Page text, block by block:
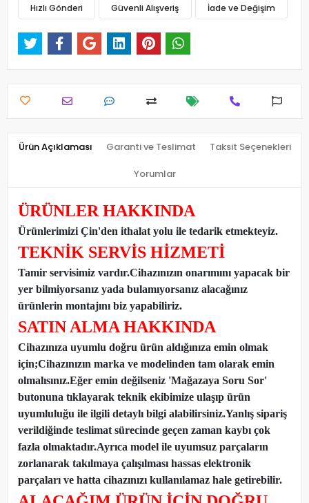
Hızlı Gönderi Güvenli Alışveriş İade ve Değişim
Ürün Açıklaması Garanti ve Teslimat Taksit Seçenekleri
Yorumlar
ÜRÜNLER HAKKINDA
Ürünlerimizi Çin'den ithalat yolu ile tedarik etmekteyiz.
TEKNİK SERVİS HİZMETİ
Tamir servisimiz vardır.Cihazınızın onarımını yapacak bir
yer bilmiyorsanız yada bulamıyorsanız alacağınız
ürünlerin montajını biz yapabiliriz.
SATIN ALMA HAKKINDA
Cihazınıza uyumlu doğru ürün aldığınıza emin olmak
için;Cihazınızın marka ve modelinden tam olarak emin
olmalısınız.Eğer emin değilseniz 'Mağazaya Soru Sor'
butonuna tıklayarak teknik ekibimize ulaşıp ürün
uyumluluğu ile ilgili detaylı bilgi alabilirsiniz.Yanlış sipariş
verildiğinde teslimat sürecinde geçen zaman kaybı çok
fazla olmaktadır.Ayrıca model ile uyumsuz parçaların
zorlanarak takılmaya çalışılması hassas elektronik
parçaları ve hatta cihazınızı kullanılamaz hale getirebilir.